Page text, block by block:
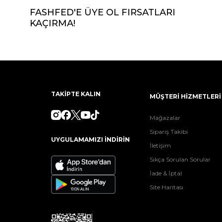
FASHFED'E ÜYE OL FIRSATLARI
KAÇIRMA!
TAKİPTE KALIN
UYGULAMAMIZI İNDİRİN
MÜŞTERİ HİZMETLERİ
Mağazalar
Sipariş Takibi
İletişim
Sıkça Sorulan Sorular
İade & İptal
Site Haritası